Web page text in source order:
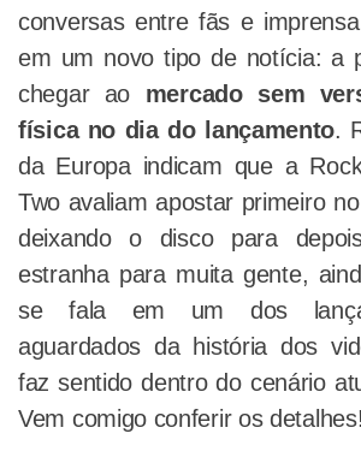
conversas entre fãs e
em um novo tipo de notícia: a
chegar ao mercado sem
física no dia do lançamento.
da Europa indicam que a
Two avaliam apostar primeiro
deixando o disco para
estranha para muita gente,
se fala em um dos
aguardados da história dos
faz sentido dentro do cenário
Vem comigo conferir os detalhes!